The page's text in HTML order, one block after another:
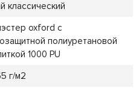
классический
oxford с
полиуретановой
1000 PU
г/м2